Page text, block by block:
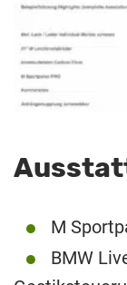
M
BMW